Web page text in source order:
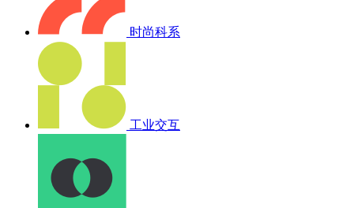
时尚科系
工业交互